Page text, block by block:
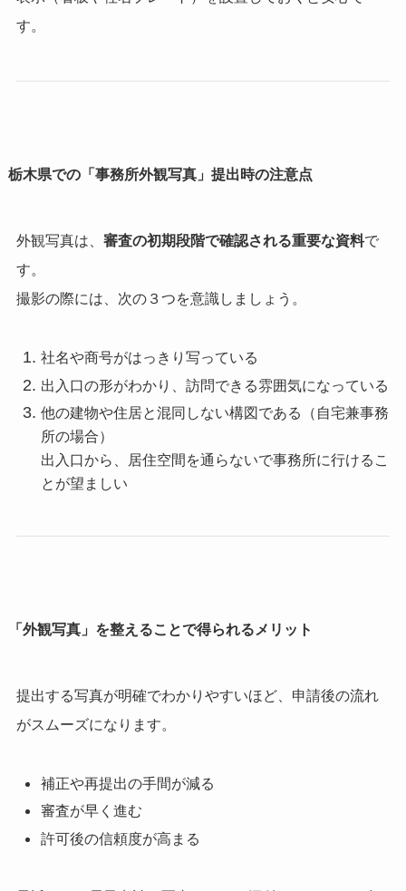
す。
栃木県での「事務所外観写真」提出時の注意点
外観写真は、 審査の初期段階で確認される重要な資料で
す。
撮影の際には、次の３つを意識しましょう。
社名や商号がはっきり写っている
出入口の形がわかり、訪問できる雰囲気になっている
他の建物や住居と混同しない構図である（自宅兼事務
所の場合）
出入口から、居住空間を通らないで事務所に行けるこ
とが望ましい
「外観写真」を整えることで得られるメリット
提出する写真が明確でわかりやすいほど、申請後の流れ
がスムーズになります。
補正や再提出の手間が減る
審査が早く進む
許可後の信頼度が高まる